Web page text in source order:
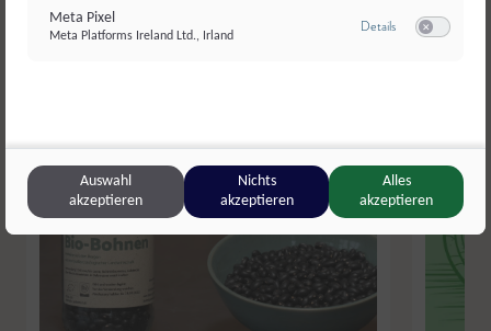
Meta Pixel
Meta Platforms Ireland Ltd., Irland
Detailszu Meta Pixel
Auswahl
akzeptieren
Nichts
akzeptieren
Alles
akzeptieren